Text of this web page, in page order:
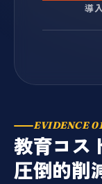
導
EVIDENCE
教育コス
圧倒的削